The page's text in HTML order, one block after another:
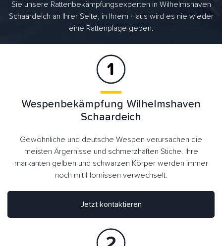
Sie unsere Rattenbekämpfungsexperten in Wilhelmshaven
Schaardeich an Ihrer Seite, in Ihrem Haus wird es nie wieder
eine Rattenplage geben.
Wespenbekämpfung Wilhelmshaven
Schaardeich
Gewöhnliche und deutsche Wespen verursachen die
meisten Ärgernisse und schmerzhaften Stiche. Ihre
markanten gelben und schwarzen Körper werden immer
noch mit Hornissen verwechselt.
Jetzt kontaktieren